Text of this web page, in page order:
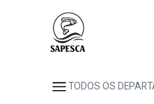
TODOS OS